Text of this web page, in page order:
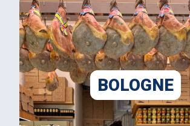
BOLOGNE